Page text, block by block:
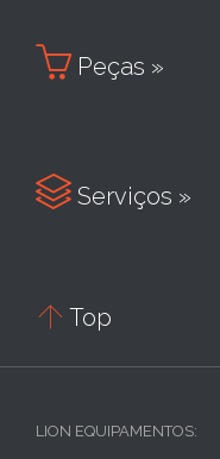
 Peças »
 Serviços »
 Top
LION EQUIPAMENTOS: